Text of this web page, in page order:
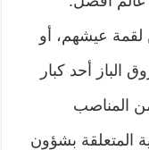
لقمة عيشهم، أو
الباز أحد كبار
من المناصب
المتعلقة بشؤون